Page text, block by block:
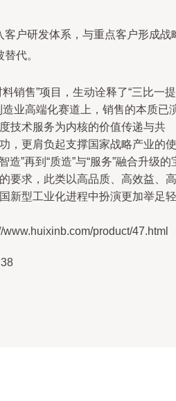
客户研发体系，与重点客户形成战
代。
销售”项目，生动诠释了“三比一提
业高端化赛道上，销售的本质已
技术服务为内核的价值传递与共
，更肩负起支撑国家战略产业的使
造”再到“质造”与“服务”融合升级的
要求，此类以高品质、高效益、高
新型工业化进程中扮演更加举足轻
product/47.html